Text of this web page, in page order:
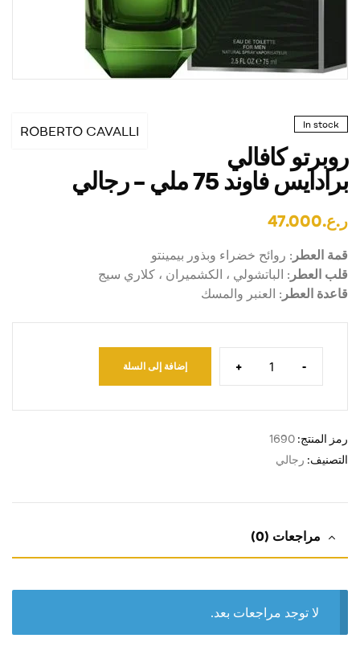
ROBERTO CAVALLI In stock
روبرتو كافالي
برادايس فاوند 75 ملي – رجالي
ر.ع.47.000
قمة العطر : روائح خضراء وبذور بيمينتو
قلب العطر : الباتشولي ، الكشميران ، كلاري سيج
قاعدة العطر : العنبر والمسك
-
+ إضافة إلى السلة
رمز المنتج: 1690
التصنيف: رجالي
مراجعات (0)
لا توجد مراجعات بعد.